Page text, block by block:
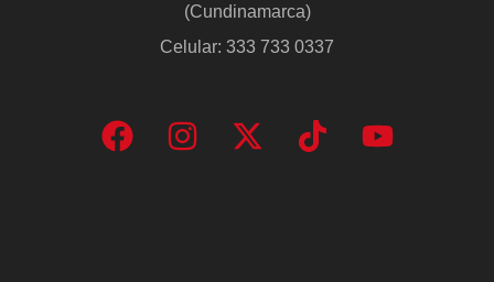
(Cundinamarca)
Celular: 333 733 0337